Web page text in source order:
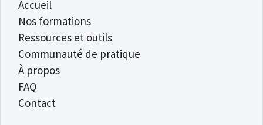
Accueil
Nos formations
Ressources et outils
Communauté de pratique
À propos
FAQ
Contact